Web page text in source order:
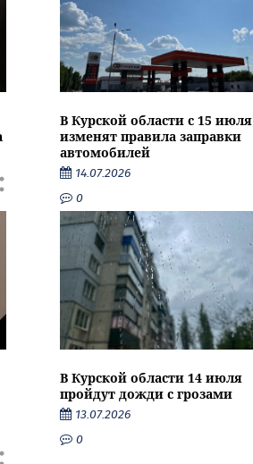
В Курской области с 15 июля
изменят правила заправки
автомобилей
14.07.2026
0
В Курской области 14 июля
пройдут дожди с грозами
13.07.2026
0